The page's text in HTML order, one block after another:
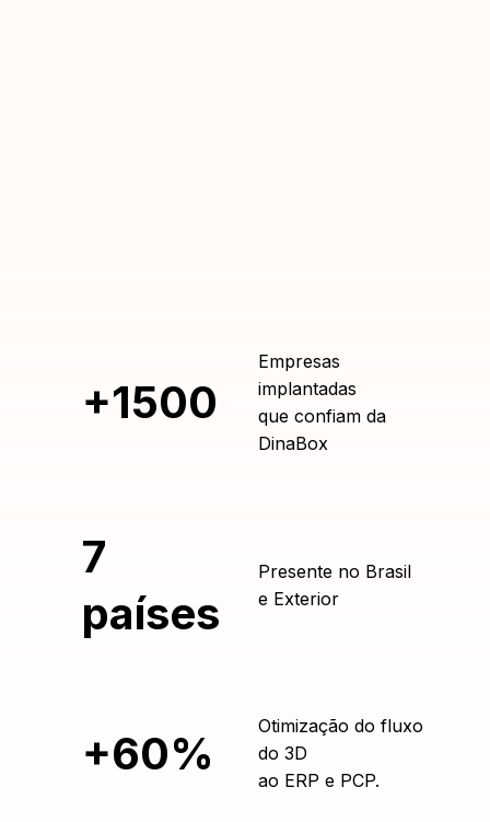
+1500
Empresas
implantadas
que confiam da
DinaBox
7
países
Presente no Brasil
e Exterior
+60%
Otimização do fluxo
do 3D
ao ERP e PCP.